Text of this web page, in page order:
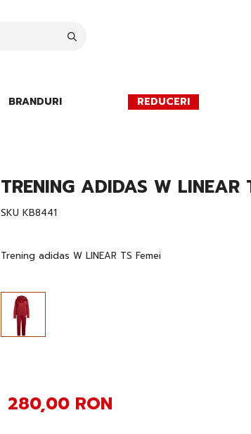
BRANDURI REDUCERI
TRENING ADIDAS W LINEAR
SKU KB8441
Trening adidas W LINEAR TS Femei
280,00 RON